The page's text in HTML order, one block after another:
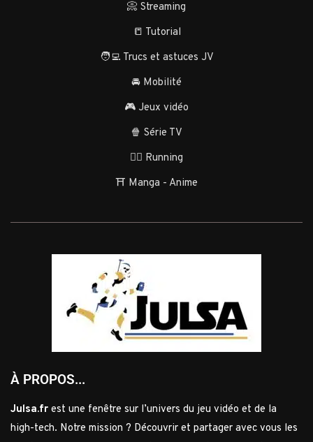
📀 Streaming
📒 Tutorial
🧑‍💻 Trucs et astuces JV
🚘 Mobilité
🎮 Jeux vidéo
🍿 Série TV
🏃‍♂️ Running
⛩️ Manga - Anime
À PROPOS...
Julsa.fr est une fenêtre sur l’univers du jeu vidéo et de la
high-tech. Notre mission ? Découvrir et partager avec vous les